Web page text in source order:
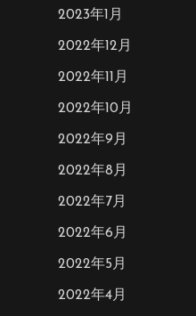
2023年1月
2022年12月
2022年11月
2022年10月
2022年9月
2022年8月
2022年7月
2022年6月
2022年5月
2022年4月